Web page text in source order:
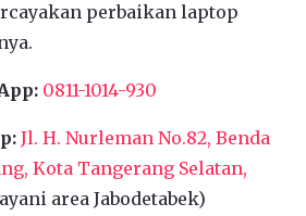
perbaikan laptop
0811-1014-930
Jl. H. Nurleman No.82, Benda
Kota Tangerang Selatan,
area Jabodetabek)